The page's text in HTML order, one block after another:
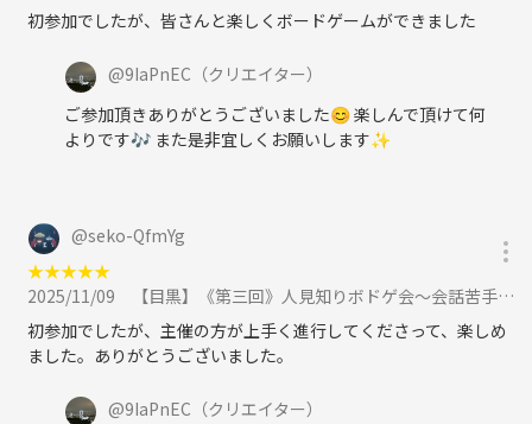
初参加でしたが、皆さんと楽しくボードゲームができました
@9IaPnEC （クリエイター）
ご参加頂きありがとうございました😊 楽しんで頂けて何
よりです🎶 また是非宜しくお願いします✨
@seko-QfmYg
★★★★★
2025/11/09
【目黒】《第三回》人見知りボドゲ会～会話苦手だけど話したい～【一人参加・初心者大歓迎】に参加
初参加でしたが、主催の方が上手く進行してくださって、楽しめ
ました。ありがとうございました。
@9IaPnEC （クリエイター）